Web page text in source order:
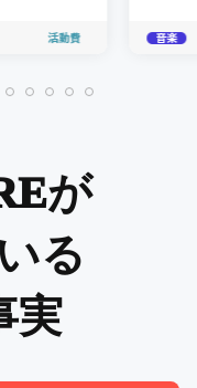
活動費 音楽
が
る
実